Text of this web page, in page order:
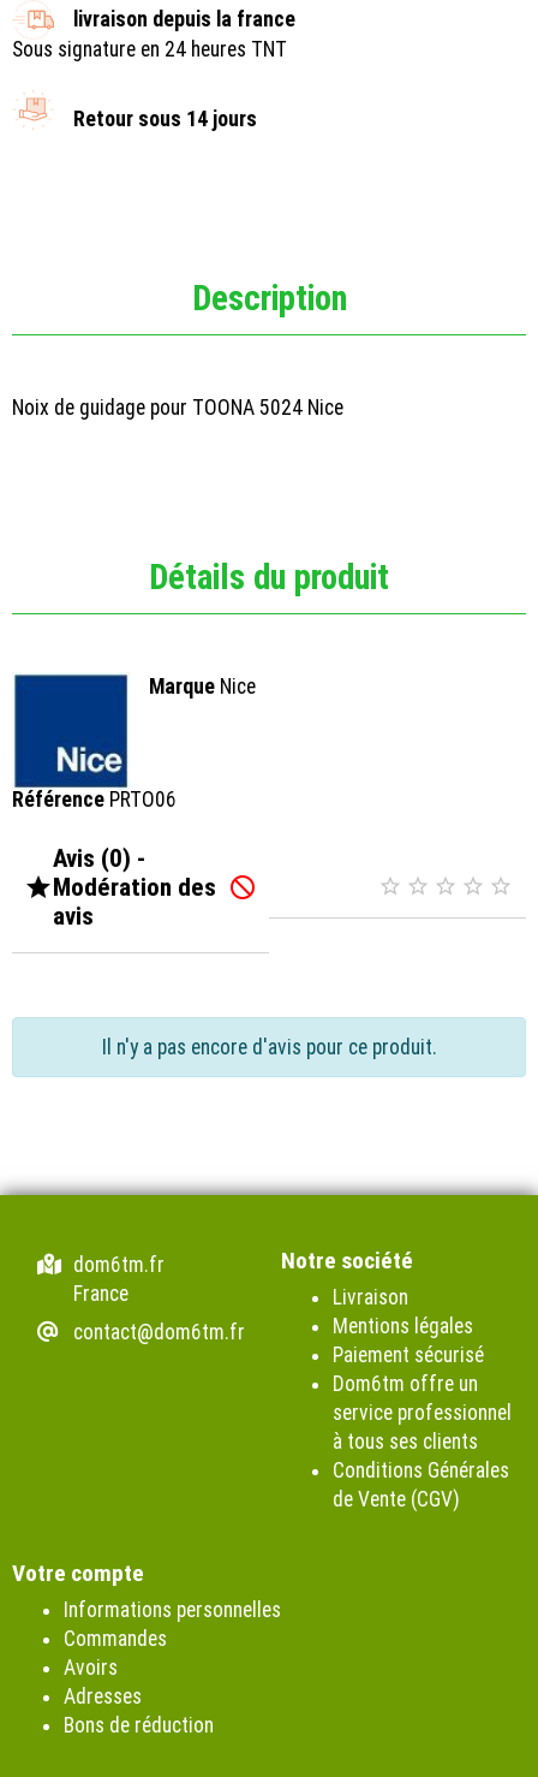
livraison depuis la france
Sous signature en 24 heures TNT
Retour sous 14 jours
Description
Noix de guidage pour TOONA 5024 Nice
Détails du produit
Marque Nice
Référence PRTO06

Avis (0) -
Modération des
avis
     
Il n'y a pas encore d'avis pour ce produit.
dom6tm.fr
France
contact@dom6tm.fr
Notre société
Livraison
Mentions légales
Paiement sécurisé
Dom6tm offre un
service professionnel
à tous ses clients
Conditions Générales
de Vente (CGV)
Votre compte
Informations personnelles
Commandes
Avoirs
Adresses
Bons de réduction